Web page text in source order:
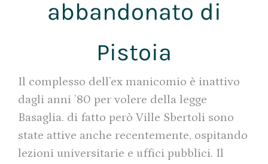
abbandonato di
Pistoia
Il complesso dell’ex manicomio è inattivo
dagli anni ’80 per volere della legge
Basaglia. di fatto però Ville Sbertoli sono
state attive anche recentemente, ospitando
lezioni universitarie e uffici pubblici. Il